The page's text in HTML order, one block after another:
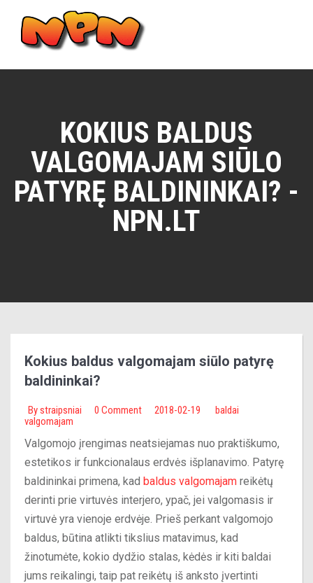
content
KOKIUS BALDUS
VALGOMAJAM SIŪLO
PATYRĘ BALDININKAI? -
NPN.LT
Kokius baldus valgomajam siūlo patyrę
baldininkai?
Bystraipsniai 0 Comment 2018-02-19
baldai
valgomajam
Valgomojo įrengimas neatsiejamas nuo praktiškumo,
estetikos ir funkcionalaus erdvės išplanavimo. Patyrę
baldininkai primena, kad baldus valgomajam reikėtų
derinti prie virtuvės interjero, ypač, jei valgomasis ir
virtuvė yra vienoje erdvėje. Prieš perkant valgomojo
baldus, būtina atlikti tikslius matavimus, kad
žinotumėte, kokio dydžio stalas, kėdės ir kiti baldai
jums reikalingi, taip pat reikėtų iš anksto įvertinti